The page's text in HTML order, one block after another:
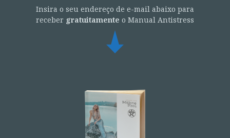
Insira o seu endereço de e-mail abaixo para
receber gratuitamente o Manual Antistress